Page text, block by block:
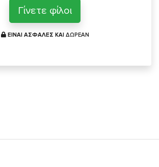
Γίνετε φίλοι
ΕΙΝΑΙ ΑΣΦΑΛΕΣ ΚΑΙ ΔΩΡΕΑΝ